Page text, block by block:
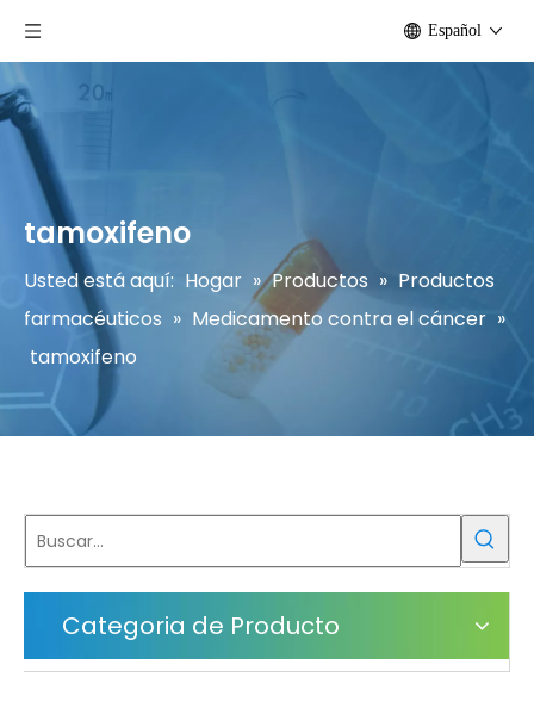
Español
tamoxifeno
Usted está aquí: Hogar » Productos » Productos
farmacéuticos » Medicamento contra el cáncer »
tamoxifeno
Categoria de Producto